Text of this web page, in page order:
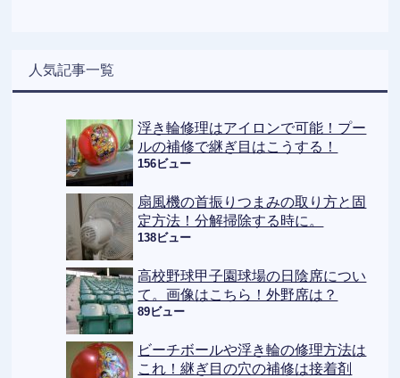
人気記事一覧
浮き輪修理はアイロンで可能！プー
ルの補修で継ぎ目はこうする！
156ビュー
扇風機の首振りつまみの取り方と固
定方法！分解掃除する時に。
138ビュー
高校野球甲子園球場の日陰席につい
て。画像はこちら！外野席は？
89ビュー
ビーチボールや浮き輪の修理方法は
これ！継ぎ目の穴の補修は接着剤